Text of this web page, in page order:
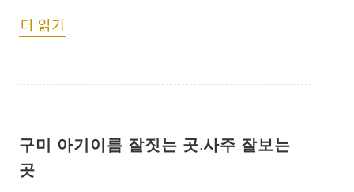
더 읽기
구미 아기이름 잘짓는 곳.사주 잘보는
곳